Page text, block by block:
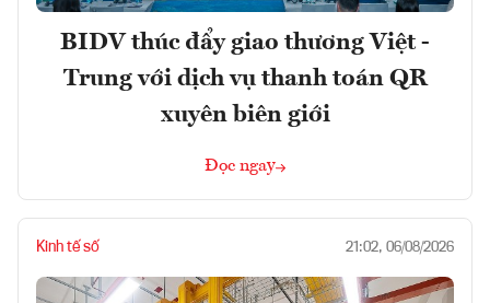
BIDV thúc đẩy giao thương Việt -
Trung với dịch vụ thanh toán QR
xuyên biên giới
Đọc ngay
Kinh tế số 21:02, 06/08/2026